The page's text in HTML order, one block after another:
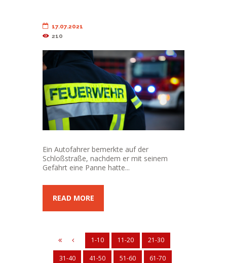
17.07.2021
210
Ein Autofahrer bemerkte auf der
Schloßstraße, nachdem er mit seinem
Gefährt eine Panne hatte...
READ MORE
1-10 11-20 21-30
31-40 41-50 51-60 61-70